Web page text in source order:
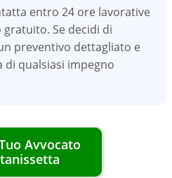
entro 24 ore lavorative
Se decidi di
preventivo dettagliato e
qualsiasi impegno
Avvocato